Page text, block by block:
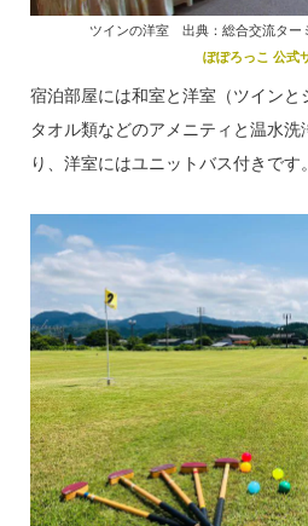
ツインの洋室 出典：総合交流ター
ぽぽろっこ 公式
宿泊部屋には和室と洋室（ツインと
タオル類などのアメニティと温水
り、洋室にはユニットバス付きです。